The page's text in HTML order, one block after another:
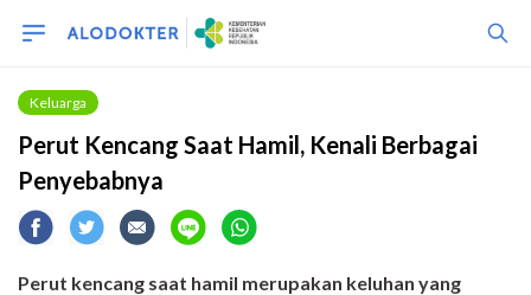
Keluarga
Perut Kencang Saat Hamil, Kenali Berbagai
Penyebabnya
Perut kencang saat hamil merupakan keluhan yang